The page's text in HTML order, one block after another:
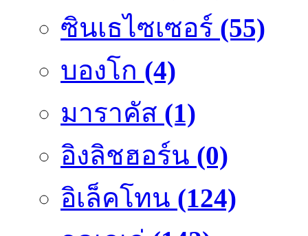
ซินเธไซเซอร์ (55)
บองโก (4)
มาราคัส (1)
อิงลิชฮอร์น (0)
อิเล็คโทน (124)